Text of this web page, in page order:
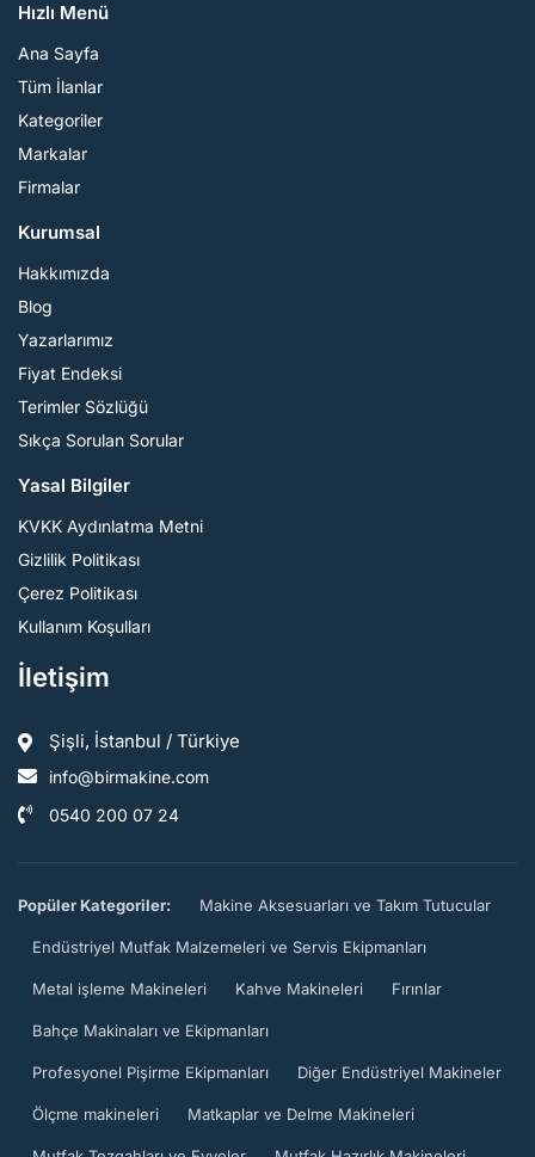
Hızlı Menü
Ana Sayfa
Tüm İlanlar
Kategoriler
Markalar
Firmalar
Kurumsal
Hakkımızda
Blog
Yazarlarımız
Fiyat Endeksi
Terimler Sözlüğü
Sıkça Sorulan Sorular
Yasal Bilgiler
KVKK Aydınlatma Metni
Gizlilik Politikası
Çerez Politikası
Kullanım Koşulları
İletişim
Şişli, İstanbul / Türkiye
info@birmakine.com
0540 200 07 24
Popüler Kategoriler: Makine Aksesuarları ve Takım Tutucular
Endüstriyel Mutfak Malzemeleri ve Servis Ekipmanları
Metal işleme Makineleri Kahve Makineleri Fırınlar
Bahçe Makinaları ve Ekipmanları
Profesyonel Pişirme Ekipmanları Diğer Endüstriyel Makineler
Ölçme makineleri Matkaplar ve Delme Makineleri